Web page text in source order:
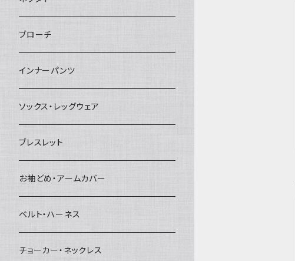
ヘアゴム
簪
ブローチ
インナーパンツ
ソックス・レッグウェア
ブレスレット
お袖どめ・アームカバー
ベルト・ハーネス
チョーカー・ネックレス